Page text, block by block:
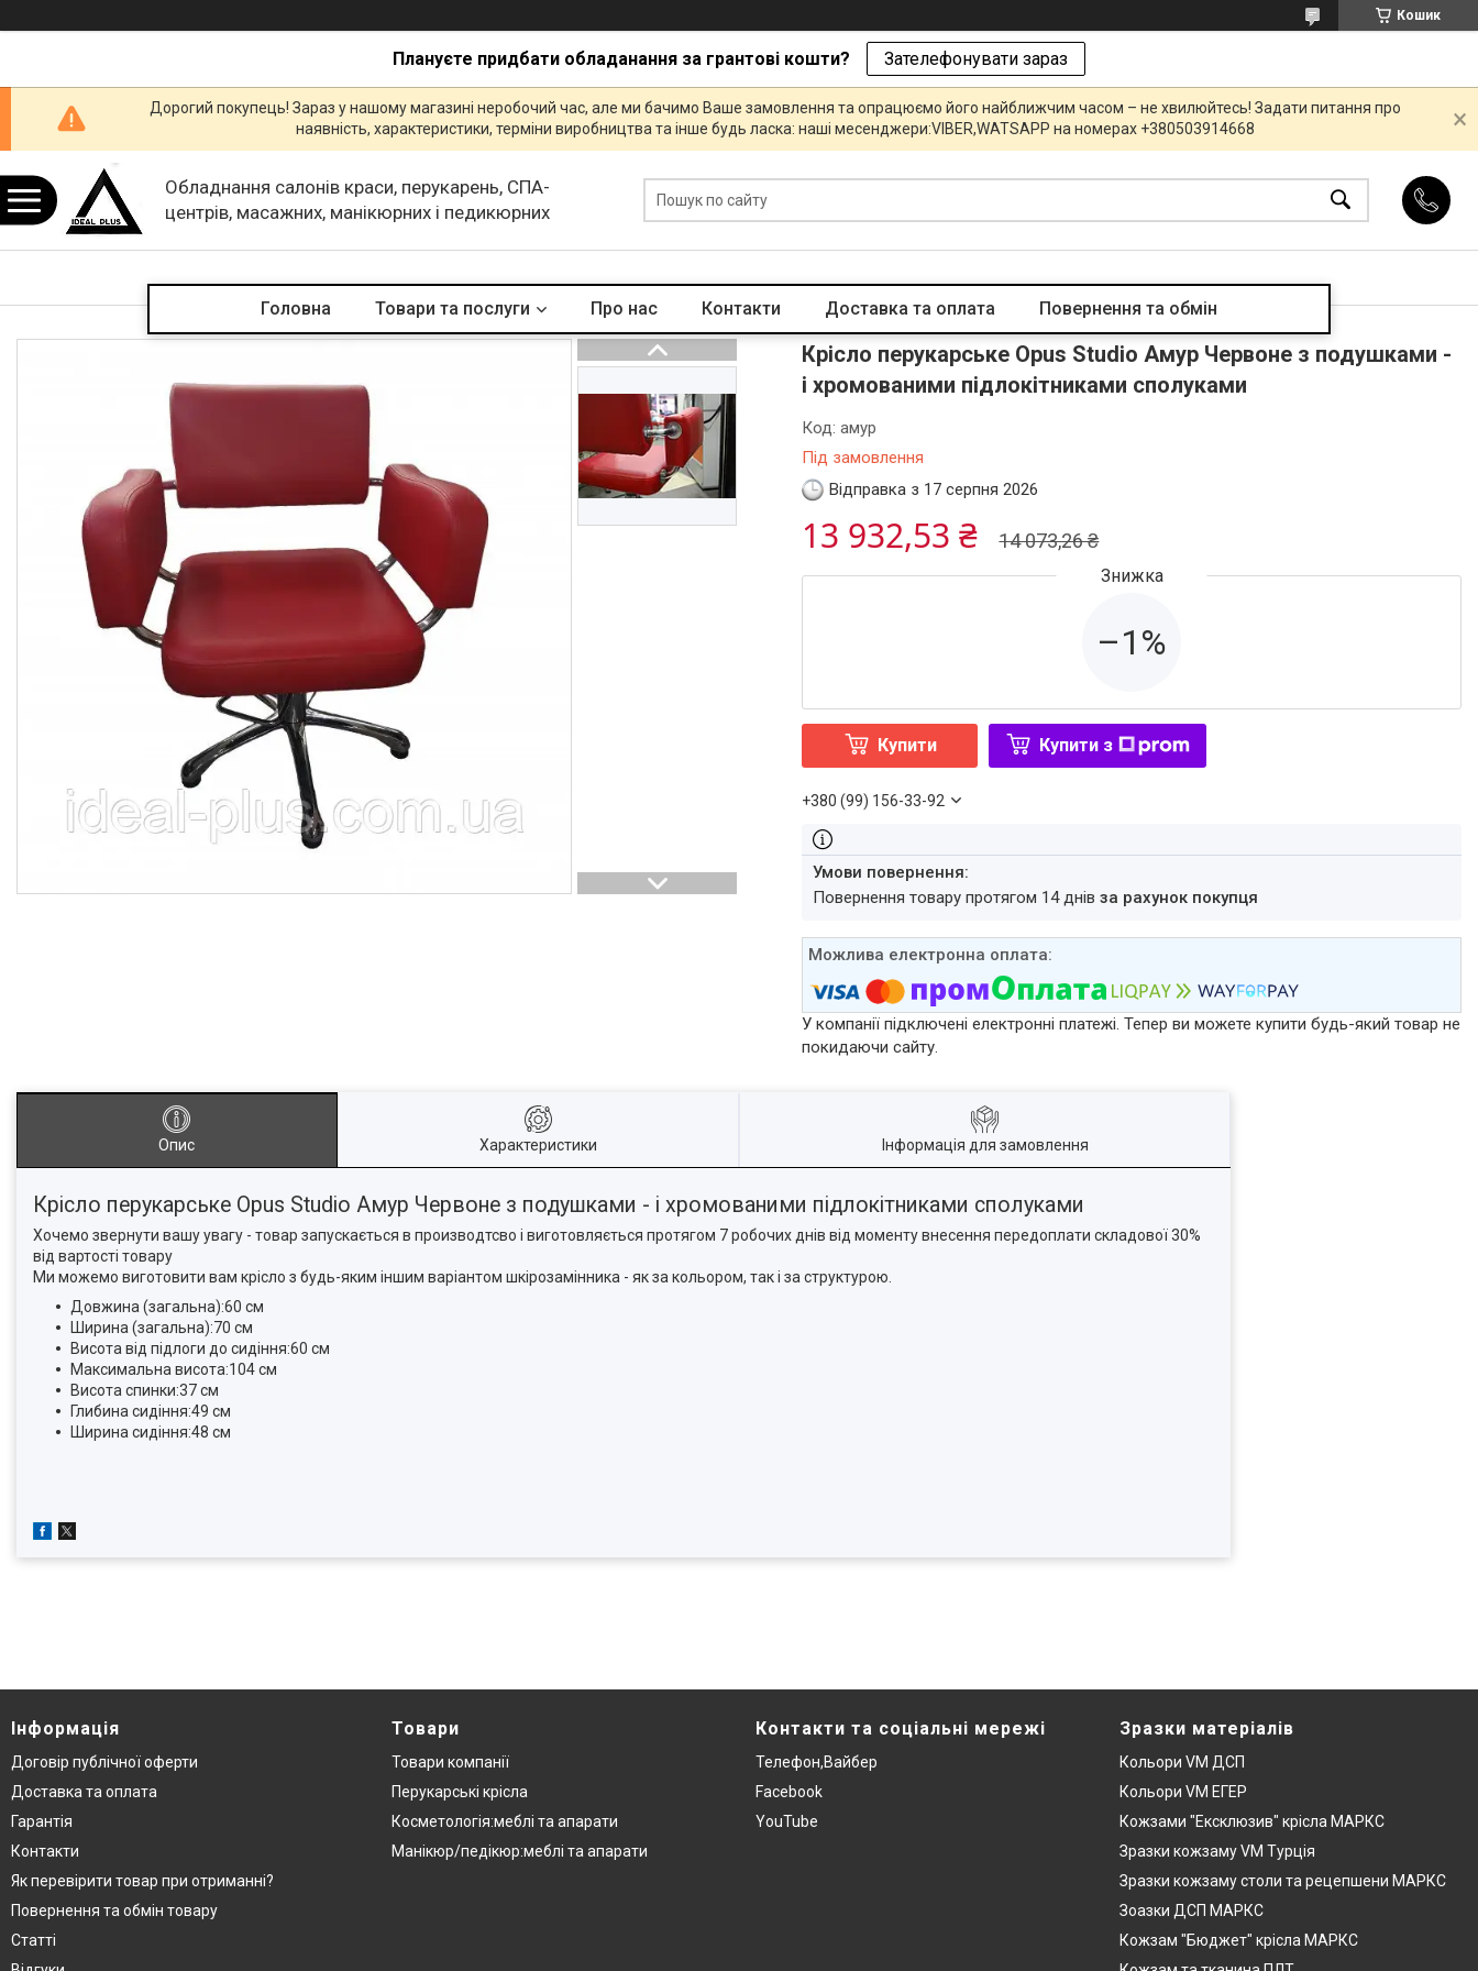
Кошик
Плануєте придбати обладанання за грантові кошти? Зателефонувати зараз
Дорогий покупець! Зараз у нашому магазині неробочий час, але ми бачимо Ваше замовлення та опрацюємо його найближчим часом – не хвилюйтесь! Задати питання про
наявність, характеристики, терміни виробництва та інше будь ласка: наші месенджери:VIBER,WATSAPP на номерах +380503914668
Обладнання салонів краси, перукарень, СПА-
центрів, масажних, манікюрних і педикюрних
Головна Товари та послуги Про нас Контакти Доставка та оплата Повернення та обмін
Крісло перукарське Opus Studio Амур Червоне з подушками -
і хромованими підлокітниками сполуками
Під замовлення
Код:амур
Відправка з 17 серпня 2026
14 073,26 ₴
13 932,53 ₴
–1%
Купити Купити з
+380 (99) 156-33-92
повернення товару протягом 14 днівза рахунок покупця
У компанії підключені електронні платежі. Тепер ви можете купити будь-який товар не
покидаючи сайту.
Опис Характеристики Інформація для замовлення
Крісло перукарське Opus Studio Амур Червоне з подушками - і хромованими підлокітниками сполуками
Хочемо звернути вашу увагу - товар запускається в производтсво і виготовляється протягом 7 робочих днів від моменту внесення передоплати складової 30%
від вартості товару
Ми можемо виготовити вам крісло з будь-яким іншим варіантом шкірозамінника - як за кольором, так і за структурою.
Довжина (загальна):60 см
Ширина (загальна):70 см
Висота від підлоги до сидіння:60 см
Максимальна висота:104 см
Висота спинки:37 см
Глибина сидіння:49 см
Ширина сидіння:48 см
Інформація
Договір публічної оферти
Доставка та оплата
Гарантія
Контакти
Як перевірити товар при отриманні?
Повернення та обмін товару
Статті
Товари
Товари компанії
Перукарські крісла
Косметологія:меблі та апарати
Манікюр/педікюр:меблі та апарати
Контакти та соціальні мережі
Телефон,Вайбер
Facebook
YouTube
Зразки матеріалів
Кольори VM ДСП
Кольори VM ЕГЕР
Кожзами "Ексклюзив" крісла МАРКС
Зразки кожзаму VM Турція
Зразки кожзаму столи та рецепшени МАРКС
Зоазки ДСП МАРКС
Кожзам "Бюджет" крісла МАРКС